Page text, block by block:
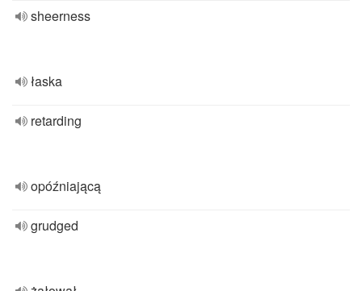
sheerness
łaska
retarding
opóźniającą
grudged